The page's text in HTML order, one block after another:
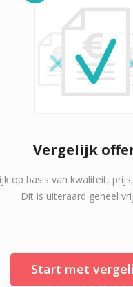
Vergelijk
op basis van kwaliteit,
Dit is uiteraard geheel
Start met